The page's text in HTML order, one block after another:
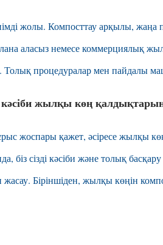
жолы. Компосттау арқылы, жаңа
аласыз немесе коммерциялық
процедуралар мен пайдалы
жылқы көң
жоспары қажет, әсіресе жылқы
біз сізді кәсіби және толық
Біріншіден, жылқы көңін